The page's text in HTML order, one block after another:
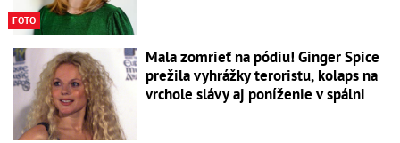
FOTO
Mala zomrieť na pódiu! Ginger Spice
prežila vyhrážky teroristu, kolaps na
vrchole slávy aj poníženie v spálni